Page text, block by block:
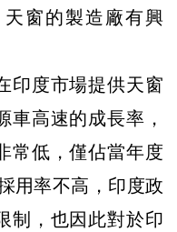
窗的製造廠有興
印度市場提供天窗
車高速的成長率，
常低，僅佔當年度
用率不高，印度政
制，也因此對於印